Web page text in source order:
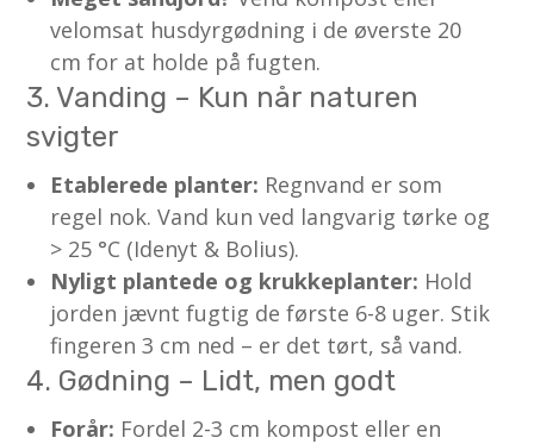
velomsat husdyrgødning i de øverste 20
cm for at holde på fugten.
3. Vanding – Kun når naturen
svigter
Etablerede planter: Regnvand er som
regel nok. Vand kun ved langvarig tørke og
> 25 °C (Idenyt & Bolius).
Nyligt plantede og krukkeplanter: Hold
jorden jævnt fugtig de første 6-8 uger. Stik
fingeren 3 cm ned – er det tørt, så vand.
4. Gødning – Lidt, men godt
Forår: Fordel 2-3 cm kompost eller en